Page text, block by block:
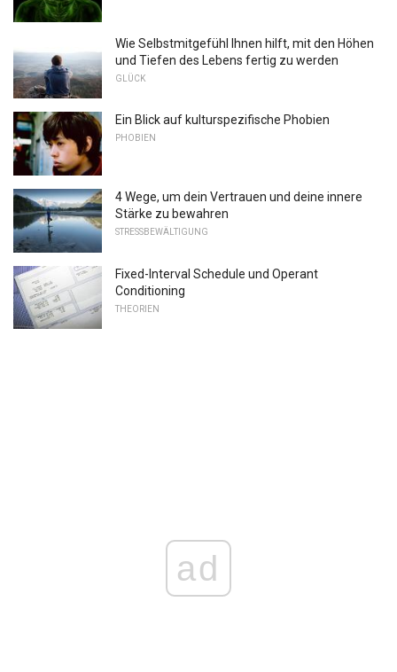
Wie Selbstmitgefühl Ihnen hilft, mit den Höhen
und Tiefen des Lebens fertig zu werden
GLÜCK
Ein Blick auf kulturspezifische Phobien
PHOBIEN
4 Wege, um dein Vertrauen und deine innere
Stärke zu bewahren
STRESSBEWÄLTIGUNG
Fixed-Interval Schedule und Operant
Conditioning
THEORIEN
ad